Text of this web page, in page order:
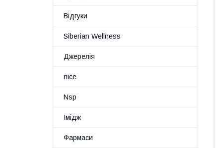
Відгуки
Siberian Wellness
Джерелія
nice
Nsp
Імідж
Фармаси